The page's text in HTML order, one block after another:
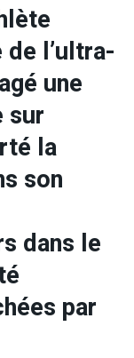
l’ultra-
une
sur
la
son
dans le
par